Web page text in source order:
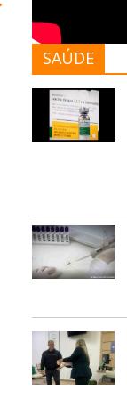
SAÚDE